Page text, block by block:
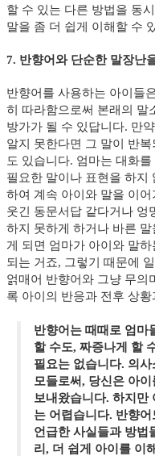
할 수 있는 다른 방법을 동
말을 좀 더 쉽게 이해할 수
7. 반향어와 단순한 말장난
반향어를 사용하는 아이들
히 따라함으로써 본래의 말
방가가 될 수 있답니다. 만
알지 못한다면 그 말이 반
도 있습니다. 엄마는 대화
필요한 말이나 표현을 하지
하여 계속 아이와 말을 이
웃긴 동문서답 같다거나 엉
하지 못하게 하거나 바른
게 되면 엄마가 아이와 말
되는 거죠, 그렇기 때문에
얽매어 반향어와 그냥 무의
록 아이의 반응과 전후 상
반향어는 때때로 엄마
할 수도, 짜증나게 할
필요는 없습니다. 의
모들로써, 당신은 아
보내왔습니다. 하지만
는 어렵습니다. 반향
언급한 사실들과 방법
리, 더 쉽게 아이를 이